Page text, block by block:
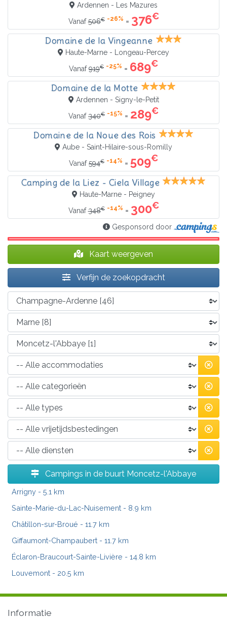
Ardennen - Les Mazures
Vanaf506€ -26% = 376€
Domaine de la Vingeanne
Haute-Marne - Longeau-Percey
Vanaf919€ -25% = 689€
Domaine de la Motte
Ardennen - Signy-le-Petit
Vanaf340€ -15% = 289€
Domaine de la Noue des Rois
Aube - Saint-Hilaire-sous-Romilly
Vanaf594€ -14% = 509€
Camping de la Liez - Ciela Village
Haute-Marne - Peigney
Vanaf348€ -14% = 300€
Gesponsord door
Kaart weergeven
Verfijn de zoekopdracht
Campings in de buurt Moncetz-l'Abbaye
Arrigny - 5.1 km
Sainte-Marie-du-Lac-Nuisement - 8.9 km
Châtillon-sur-Broué - 11.7 km
Giffaumont-Champaubert - 11.7 km
Éclaron-Braucourt-Sainte-Livière - 14.8 km
Louvemont - 20.5 km
Informatie